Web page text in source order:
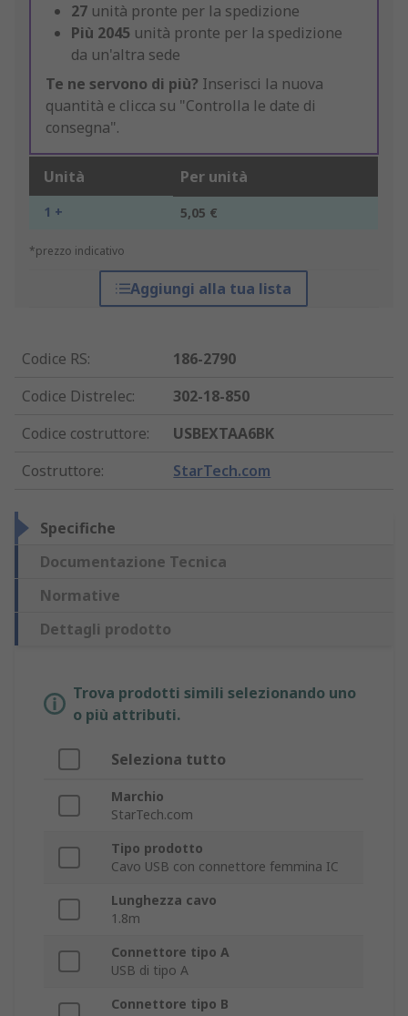
27 unità pronte per la spedizione
Più 2045 unità pronte per la spedizione
da un'altra sede
Te ne servono di più? Inserisci la nuova
quantità e clicca su "Controlla le date di
consegna".
Unità Per unità
1 + 5,05 €
*prezzo indicativo
Aggiungi alla tua lista
Codice RS:
186-2790
Codice Distrelec:
302-18-850
Codice costruttore:
USBEXTAA6BK
Costruttore: StarTech.com
Specifiche
Documentazione Tecnica
Normative
Dettagli prodotto
Trova prodotti simili selezionando uno
o più attributi.
Seleziona tutto
Marchio
StarTech.com
Tipo prodotto
Cavo USB con connettore femmina IC
Lunghezza cavo
1.8m
Connettore tipo A
USB di tipo A
Connettore tipo B